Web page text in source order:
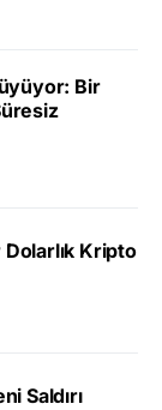
Bir
Kripto
Saldırı